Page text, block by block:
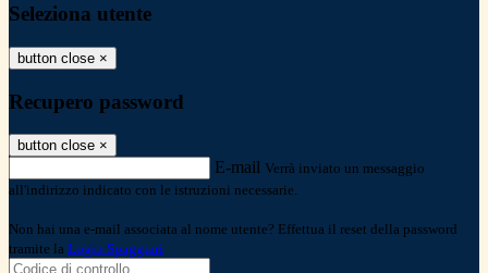
Seleziona utente
button close ×
Recupero password
button close ×
E-mail Verrà inviato un messaggio
all'indirizzo indicato con le istruzioni necessarie.
Non hai una e-mail associata al nome utente? Effettua il reset della password
tramite la Login Spaggiari